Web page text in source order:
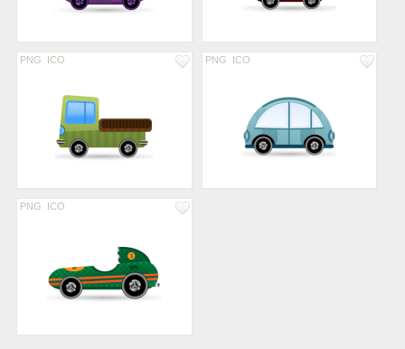
PNG ICO PNG ICO
PNG ICO